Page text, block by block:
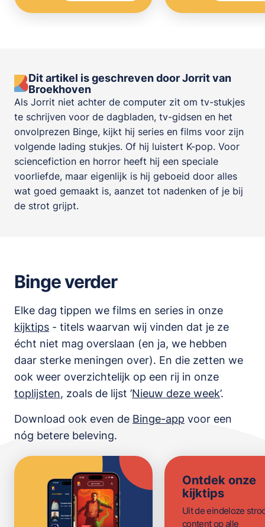
Dit artikel is geschreven door Jorrit van
Broekhoven
Als Jorrit niet achter de computer zit om tv-stukjes
te schrijven voor de dagbladen, tv-gidsen en het
onvolprezen Binge, kijkt hij series en films voor zijn
volgende lading stukjes. Of hij luistert K-pop. Voor
sciencefiction en horror heeft hij een speciale
voorliefde, maar eigenlijk is hij geboeid door alles
wat goed gemaakt is, aanzet tot nadenken of je bij
de strot grijpt.
Binge verder
Elke dag tippen we films en series in onze
kijktips - titels waarvan wij vinden dat je ze
écht niet mag overslaan (en ja, we hebben
daar sterke meningen over). En die zetten we
ook weer overzichtelijk op een rij in onze
toplijsten, zoals de lijst ’Nieuw deze week’.
Download ook even de Binge-app voor een
nóg betere beleving.
Ontdek onze
kijktips
Uit de eindeloze
content op alle